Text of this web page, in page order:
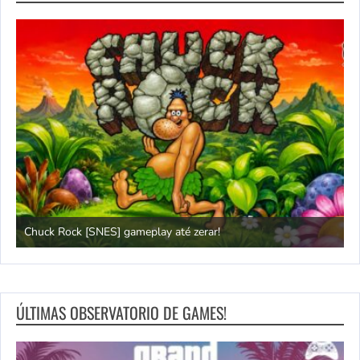
Chuck Rock [SNES] gameplay até zerar!
ÚLTIMAS OBSERVATORIO DE GAMES!